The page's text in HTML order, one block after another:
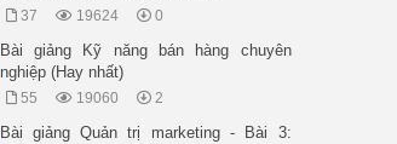
37 19624 0
Bài giảng Kỹ năng bán hàng chuyên
nghiệp (Hay nhất)
55 19060 2
Bài giảng Quản trị marketing - Bài 3: